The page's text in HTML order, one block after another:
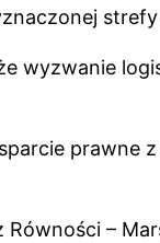
wyzwanie
prawne
Równości –